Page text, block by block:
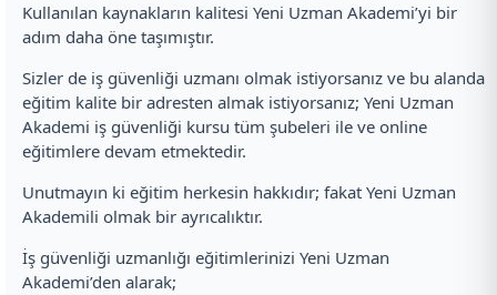
Kullanılan kaynakların kalitesi Yeni Uzman Akademi’yi bir
adım daha öne taşımıştır.
Sizler de iş güvenliği uzmanı olmak istiyorsanız ve bu alanda
eğitim kalite bir adresten almak istiyorsanız; Yeni Uzman
Akademi iş güvenliği kursu tüm şubeleri ile ve online
eğitimlere devam etmektedir.
Unutmayın ki eğitim herkesin hakkıdır; fakat Yeni Uzman
Akademili olmak bir ayrıcalıktır.
İş güvenliği uzmanlığı eğitimlerinizi Yeni Uzman
Akademi’den alarak;